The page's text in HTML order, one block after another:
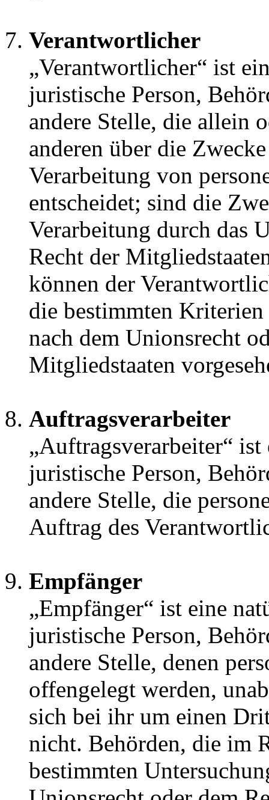
Verantwortlicher
„Verantwortlicher“ ist
juristische Person,
andere Stelle, die allein
anderen über die
Verarbeitung von
entscheidet; sind die
Verarbeitung durch das
Recht der
können der
die bestimmten
nach dem Unionsrecht
Mitgliedstaaten
Auftragsverarbeiter
„Auftragsverarbeiter“
juristische Person,
andere Stelle, die
Auftrag des
Empfänger
„Empfänger“ ist eine
juristische Person,
andere Stelle, denen
offengelegt werden,
sich bei ihr um einen
nicht. Behörden, die im
bestimmten